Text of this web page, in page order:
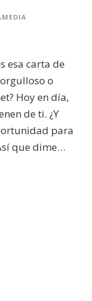
esa carta de
o
Hoy en día,
de ti. ¿Y
para
que dime…